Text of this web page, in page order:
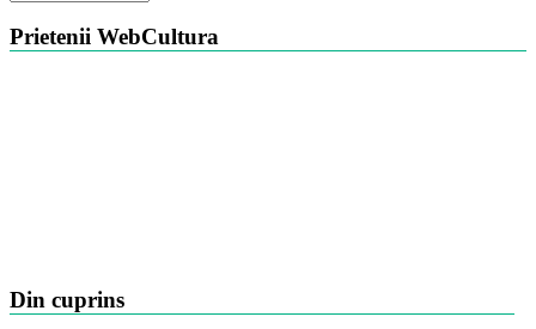
Prietenii WebCultura
Din cuprins